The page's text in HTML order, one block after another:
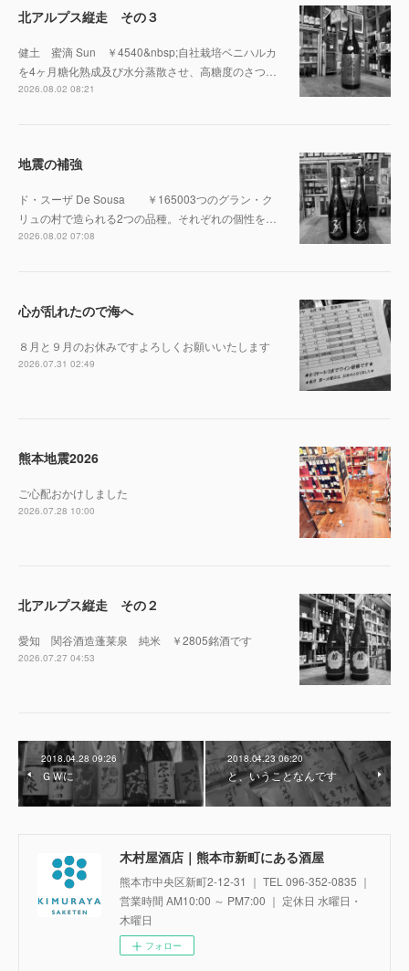
北アルプス縦走 その３
健土 蜜滴 Sun ￥4540&nbsp;自社栽培ベニハルカ
を4ヶ月糖化熟成及び水分蒸散させ、高糖度のさつ…
2026.08.02 08:21
地震の補強
ド・スーザ De Sousa ￥165003つのグラン・ク
リュの村で造られる2つの品種。それぞれの個性を…
2026.08.02 07:08
心が乱れたので海へ
８月と９月のお休みですよろしくお願いいたします
2026.07.31 02:49
熊本地震2026
ご心配おかけしました
2026.07.28 10:00
北アルプス縦走 その２
愛知 関谷酒造蓬莱泉 純米 ￥2805銘酒です
2026.07.27 04:53
2018.04.28 09:26
ＧＷに
2018.04.23 06:20
と、いうことなんです
木村屋酒店｜熊本市新町にある酒屋
熊本市中央区新町2-12-31 ｜ TEL 096-352-0835 ｜
営業時間 AM10:00 ～ PM7:00 ｜ 定休日 水曜日・
木曜日
フォロー